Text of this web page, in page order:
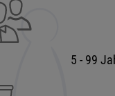
5 - 99